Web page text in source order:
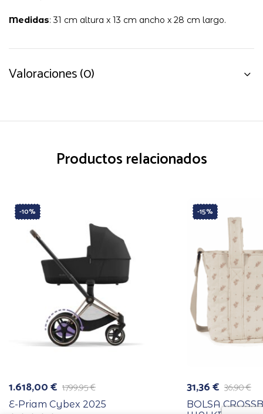
Medidas: 31 cm altura x 13 cm ancho x 28 cm largo.
Valoraciones (0)
Productos relacionados
-10%
1.799,95€
El
precio
1.618,00€
El
precio
E-Priam Cybex 2025
-15%
36,90€
El
precio
31,36€
El
precio
BOLSA